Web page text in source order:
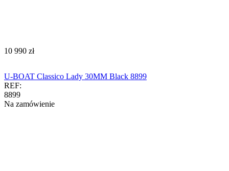
‍10 990‍ zł
U-BOAT Classico Lady 30MM Black 8899
REF:
8899
Na zamówienie